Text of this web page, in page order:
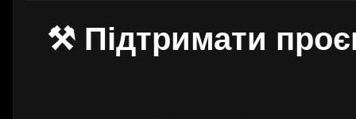
⚒ Підтримати